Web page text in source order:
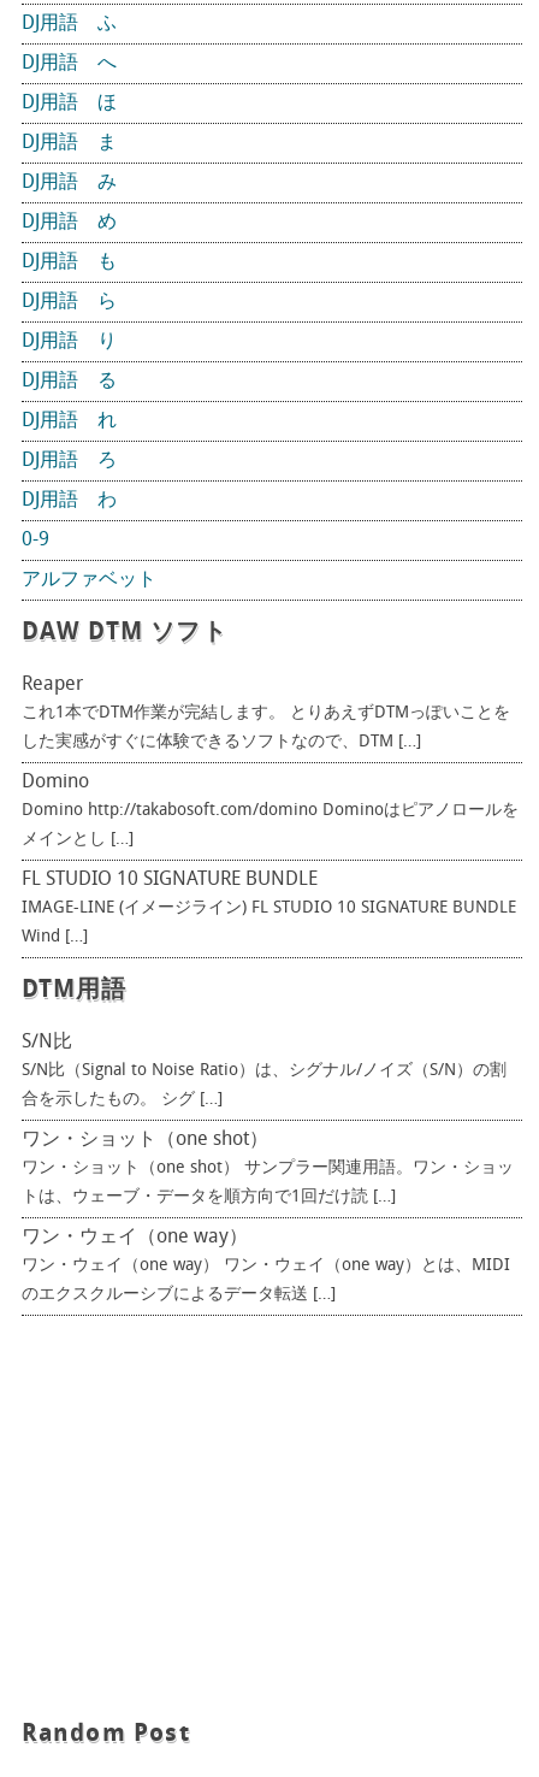
DJ用語 ふ
DJ用語 へ
DJ用語 ほ
DJ用語 ま
DJ用語 み
DJ用語 め
DJ用語 も
DJ用語 ら
DJ用語 り
DJ用語 る
DJ用語 れ
DJ用語 ろ
DJ用語 わ
0-9
アルファベット
DAW DTM ソフト
Reaper
これ1本でDTM作業が完結します。 とりあえずDTMっぽいことを
した実感がすぐに体験できるソフトなので、DTM […]
Domino
Domino http://takabosoft.com/domino Dominoはピアノロールを
メインとし […]
FL STUDIO 10 SIGNATURE BUNDLE
IMAGE-LINE (イメージライン) FL STUDIO 10 SIGNATURE BUNDLE
Wind […]
DTM用語
S/N比
S/N比（Signal to Noise Ratio）は、シグナル/ノイズ（S/N）の割
合を示したもの。 シグ […]
ワン・ショット（one shot）
ワン・ショット（one shot） サンプラー関連用語。ワン・ショッ
トは、ウェーブ・データを順方向で1回だけ読 […]
ワン・ウェイ（one way）
ワン・ウェイ（one way） ワン・ウェイ（one way）とは、MIDI
のエクスクルーシブによるデータ転送 […]
Random Post